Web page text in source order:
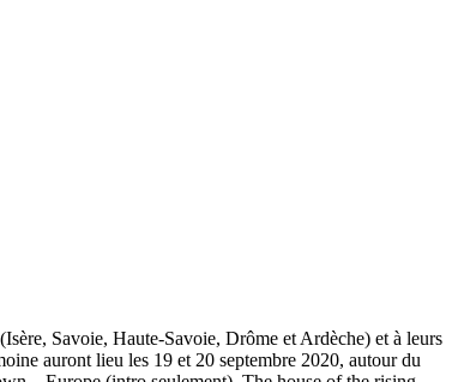
Savoie, Haute-Savoie, Drôme et Ardèche) et à leurs
auront lieu les 19 et 20 septembre 2020, autour du